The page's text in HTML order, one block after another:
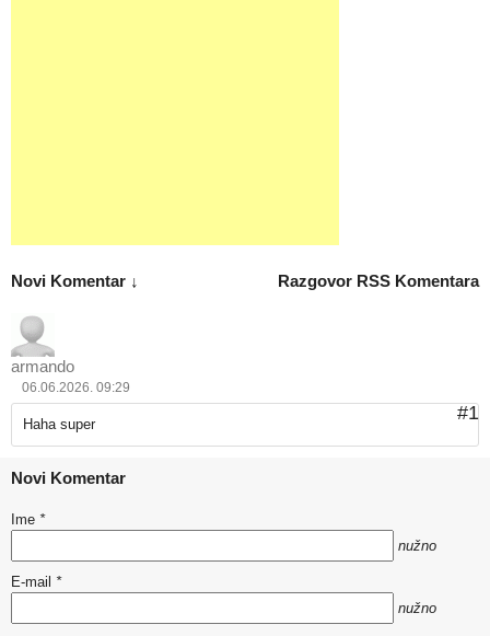
Razgovor RSS Komentara
Novi Komentar ↓
armando
06.06.2026. 09:29
#1
Haha super
Novi Komentar
Ime *
nužno
E-mail *
nužno